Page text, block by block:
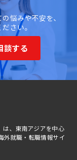
悩みや不安を、
さい。
談する
は、東南アジアを中心
外就職・転職情報サイ